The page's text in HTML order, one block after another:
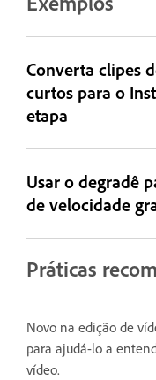
Converta clipes
curtos para o
etapa
Usar o degradê
de velocidade
Práticas
Novo na edição de
para ajudá-lo a
vídeo.